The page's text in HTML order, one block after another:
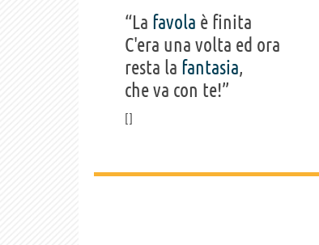
“La favola è finita
C'era una volta ed ora
resta la fantasia,
che va con te!”